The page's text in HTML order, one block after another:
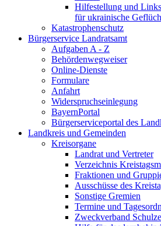
Hilfestellung und
für ukrainische
Katastrophenschutz
Bürgerservice Landratsamt
Aufgaben A - Z
Behördenwegweiser
Online-Dienste
Formulare
Anfahrt
Widerspruchseinlegung
BayernPortal
Bürgerserviceportal des
Landkreis und Gemeinden
Kreisorgane
Landrat und Vertreter
Verzeichnis
Fraktionen und
Ausschüsse des
Sonstige Gremien
Termine und
Zweckverband